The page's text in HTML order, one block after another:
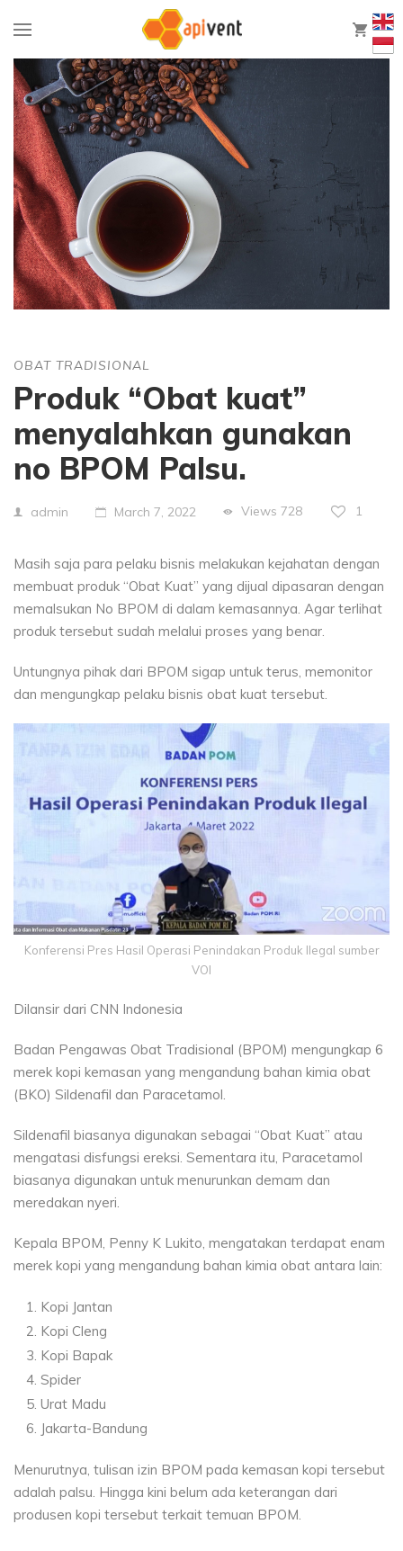
0
OBAT TRADISIONAL
Produk “Obat kuat”
menyalahkan gunakan
no BPOM Palsu.
admin March 7, 2022 Views 728 1
Masih saja para pelaku bisnis melakukan kejahatan dengan
membuat produk “Obat Kuat” yang dijual dipasaran dengan
memalsukan No BPOM di dalam kemasannya. Agar terlihat
produk tersebut sudah melalui proses yang benar.
Untungnya pihak dari BPOM sigap untuk terus, memonitor
dan mengungkap pelaku bisnis obat kuat tersebut.
Konferensi Pres Hasil Operasi Penindakan Produk Ilegal sumber
VOI
Dilansir dari CNN Indonesia
Badan Pengawas Obat Tradisional (BPOM) mengungkap 6
merek kopi kemasan yang mengandung bahan kimia obat
(BKO) Sildenafil dan Paracetamol.
Sildenafil biasanya digunakan sebagai “Obat Kuat” atau
mengatasi disfungsi ereksi. Sementara itu, Paracetamol
biasanya digunakan untuk menurunkan demam dan
meredakan nyeri.
Kepala BPOM, Penny K Lukito, mengatakan terdapat enam
merek kopi yang mengandung bahan kimia obat antara lain:
Kopi Jantan
Kopi Cleng
Kopi Bapak
Spider
Urat Madu
Jakarta-Bandung
Menurutnya, tulisan izin BPOM pada kemasan kopi tersebut
adalah palsu. Hingga kini belum ada keterangan dari
produsen kopi tersebut terkait temuan BPOM.